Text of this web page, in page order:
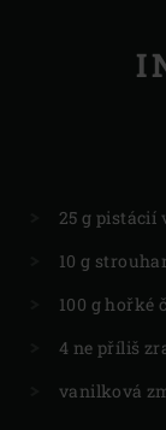
25 g pistácií
10 g
100 g hořké
4 ne příliš
vanilková